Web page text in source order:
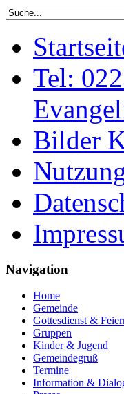
Tel:
Bilder
Navigation
Home
Gemeinde
Gottesdienst &
Gruppen
Kinder & Jugend
Gemeindegruß
Termine
Information &